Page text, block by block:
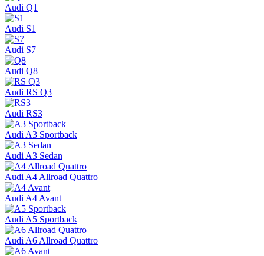
Audi Q1
Audi S1
Audi S7
Audi Q8
Audi RS Q3
Audi RS3
Audi A3 Sportback
Audi A3 Sedan
Audi A4 Allroad Quattro
Audi A4 Avant
Audi A5 Sportback
Audi A6 Allroad Quattro